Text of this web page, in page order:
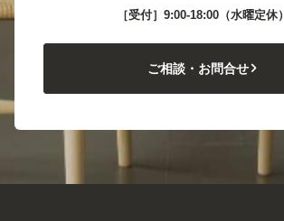
［受付］9:00-18:00（水曜定休）
ご相談・お問合せ